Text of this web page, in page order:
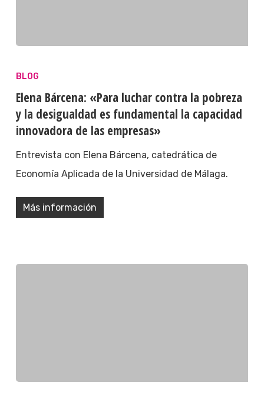
BLOG
Elena Bárcena: «Para luchar contra la pobreza
y la desigualdad es fundamental la capacidad
innovadora de las empresas»
Entrevista con Elena Bárcena, catedrática de
Economía Aplicada de la Universidad de Málaga.
Más información